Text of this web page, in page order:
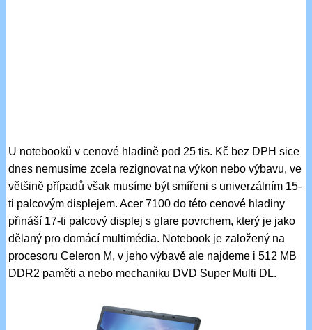
U notebooků v cenové hladině pod 25 tis. Kč bez DPH sice
dnes nemusíme zcela rezignovat na výkon nebo výbavu, ve
většině případů však musíme být smířeni s univerzálním 15-
ti palcovým displejem. Acer 7100 do této cenové hladiny
přináší 17-ti palcový displej s glare povrchem, který je jako
dělaný pro domácí multimédia. Notebook je založený na
procesoru Celeron M, v jeho výbavě ale najdeme i 512 MB
DDR2 paměti a nebo mechaniku DVD Super Multi DL.